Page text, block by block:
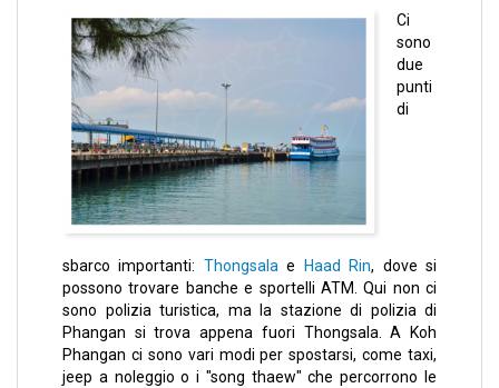
Ci
sono
due
punti
di
sbarco importanti: Thongsala e Haad Rin, dove si
possono trovare banche e sportelli ATM. Qui non ci
sono polizia turistica, ma la stazione di polizia di
Phangan si trova appena fuori Thongsala. A Koh
Phangan ci sono vari modi per spostarsi, come taxi,
jeep a noleggio o i "song thaew" che percorrono le